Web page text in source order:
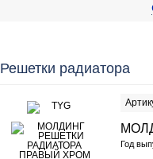
Решетки радиатора
Год